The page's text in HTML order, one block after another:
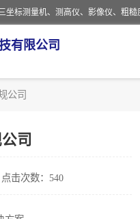
有限公司
公司
司
点击次数：540